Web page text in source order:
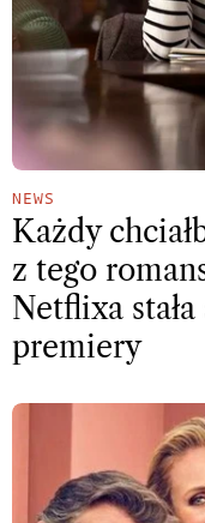
NEWS
Każdy
z tego
Netflixa
premiery